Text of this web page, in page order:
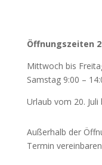
Öffnungszeiten
Mittwoch bis
Samstag 9:00 –
Urlaub vom 20.
Außerhalb der
Termin